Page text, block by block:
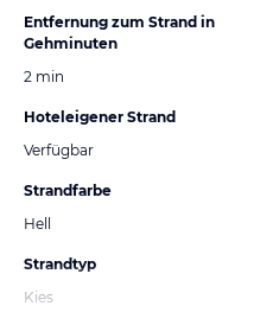
Entfernung zum Strand in
Gehminuten
2 min
Hoteleigener Strand
Verfügbar
Strandfarbe
Hell
Strandtyp
Kies